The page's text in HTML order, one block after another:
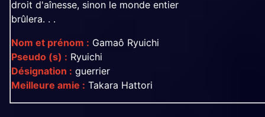
droit d'aînesse, sinon le monde entier
brûlera. . .
Nom et prénom : Gamaô Ryuichi
Pseudo (s) : Ryuichi
Désignation : guerrier
Meilleure amie : Takara Hattori